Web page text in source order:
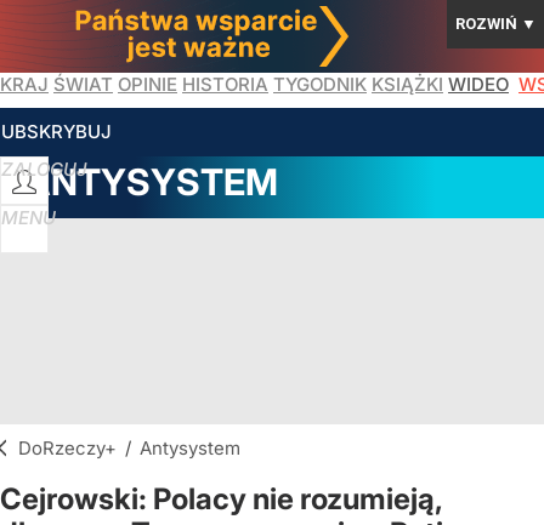
ROZWIŃ ▼
KRAJ ŚWIAT OPINIE HISTORIA TYGODNIK KSIĄŻKI WIDEO
ZALOGUJ
MENU
ANTYSYSTEM
DoRzeczy+ / Antysystem
Cejrowski: Polacy nie rozumieją,